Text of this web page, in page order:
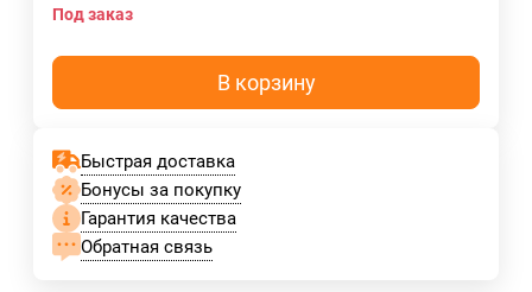
Под заказ
В корзину
Быстрая доставка
Бонусы за покупку
Гарантия качества
Обратная связь